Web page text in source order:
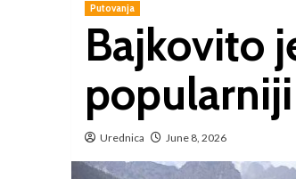
Putovanja
Bajkovito
Urednica June 8, 2026